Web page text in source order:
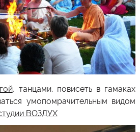
, танцами, повисеть в гамаках
умопомрачительным видом
ВОЗДУХ